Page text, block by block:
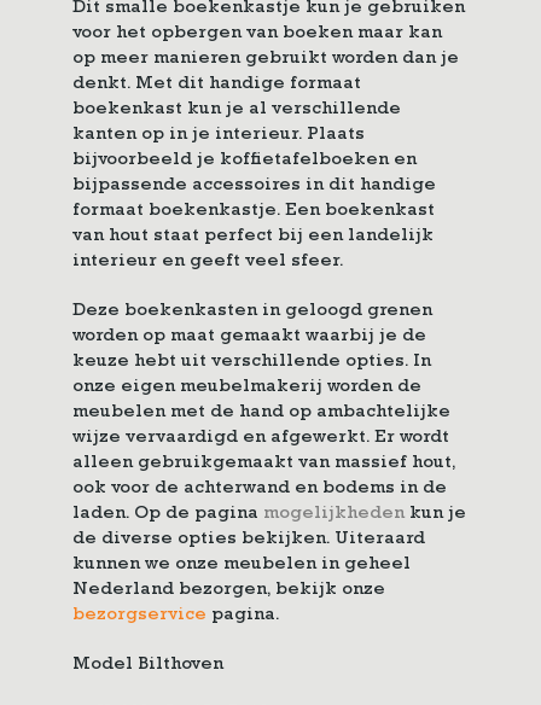
Dit smalle boekenkastje kun je gebruiken
voor het opbergen van boeken maar kan
op meer manieren gebruikt worden dan je
denkt. Met dit handige formaat
boekenkast kun je al verschillende
kanten op in je interieur. Plaats
bijvoorbeeld je koffietafelboeken en
bijpassende accessoires in dit handige
formaat boekenkastje. Een boekenkast
van hout staat perfect bij een landelijk
interieur en geeft veel sfeer.
Deze boekenkasten in geloogd grenen
worden op maat gemaakt waarbij je de
keuze hebt uit verschillende opties. In
onze eigen meubelmakerij worden de
meubelen met de hand op ambachtelijke
wijze vervaardigd en afgewerkt. Er wordt
alleen gebruikgemaakt van massief hout,
ook voor de achterwand en bodems in de
laden. Op de pagina mogelijkheden kun je
de diverse opties bekijken. Uiteraard
kunnen we onze meubelen in geheel
Nederland bezorgen, bekijk onze
bezorgservice pagina.
Model Bilthoven